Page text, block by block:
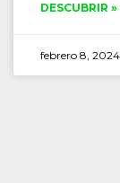
DESCUBRIR »
febrero 8, 2024